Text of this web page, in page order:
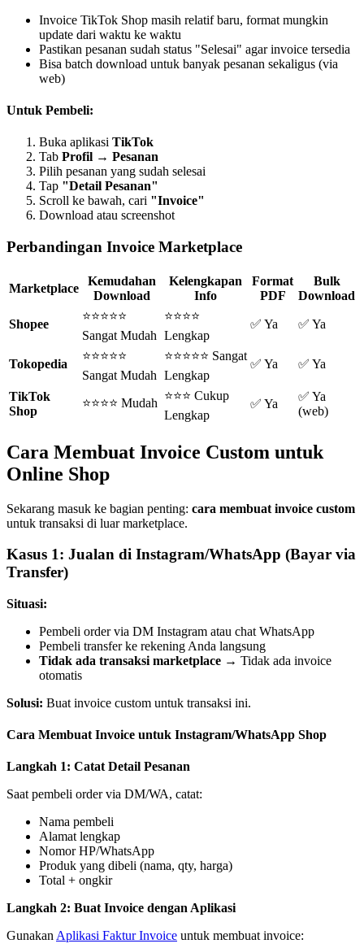
Invoice TikTok Shop masih relatif baru, format mungkin
update dari waktu ke waktu
Pastikan pesanan sudah status "Selesai" agar invoice tersedia
Bisa batch download untuk banyak pesanan sekaligus (via
web)
Untuk Pembeli:
Buka aplikasi TikTok
Tab Profil → Pesanan
Pilih pesanan yang sudah selesai
Tap "Detail Pesanan"
Scroll ke bawah, cari "Invoice"
Download atau screenshot
Perbandingan Invoice Marketplace
Marketplace
Kemudahan
Download
Kelengkapan
Info
Format
PDF
Bulk
Download
Shopee
⭐⭐⭐⭐⭐
Sangat Mudah
⭐⭐⭐⭐
Lengkap
✅ Ya ✅ Ya
Tokopedia
⭐⭐⭐⭐⭐
Sangat Mudah
⭐⭐⭐⭐⭐ Sangat
Lengkap
✅ Ya ✅ Ya
TikTok
Shop
⭐⭐⭐⭐ Mudah
⭐⭐⭐ Cukup
Lengkap
✅ Ya
✅ Ya
(web)
Cara Membuat Invoice Custom untuk
Online Shop
Sekarang masuk ke bagian penting: cara membuat invoice custom
untuk transaksi di luar marketplace.
Kasus 1: Jualan di Instagram/WhatsApp (Bayar via
Transfer)
Situasi:
Pembeli order via DM Instagram atau chat WhatsApp
Pembeli transfer ke rekening Anda langsung
Tidak ada transaksi marketplace → Tidak ada invoice
otomatis
Solusi: Buat invoice custom untuk transaksi ini.
Cara Membuat Invoice untuk Instagram/WhatsApp Shop
Langkah 1: Catat Detail Pesanan
Saat pembeli order via DM/WA, catat:
Nama pembeli
Alamat lengkap
Nomor HP/WhatsApp
Produk yang dibeli (nama, qty, harga)
Total + ongkir
Langkah 2: Buat Invoice dengan Aplikasi
GunakanAplikasi Faktur Invoice untuk membuat invoice: